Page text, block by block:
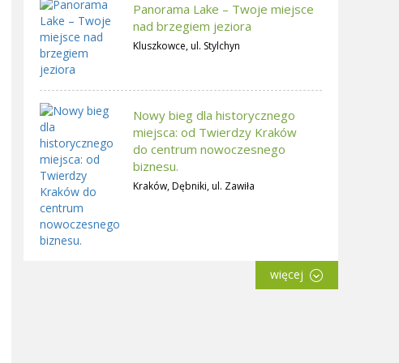
Panorama Lake – Twoje miejsce
nad brzegiem jeziora
Kluszkowce, ul. Stylchyn
Nowy bieg dla historycznego
miejsca: od Twierdzy Kraków
do centrum nowoczesnego
biznesu.
Kraków, Dębniki, ul. Zawiła
więcej